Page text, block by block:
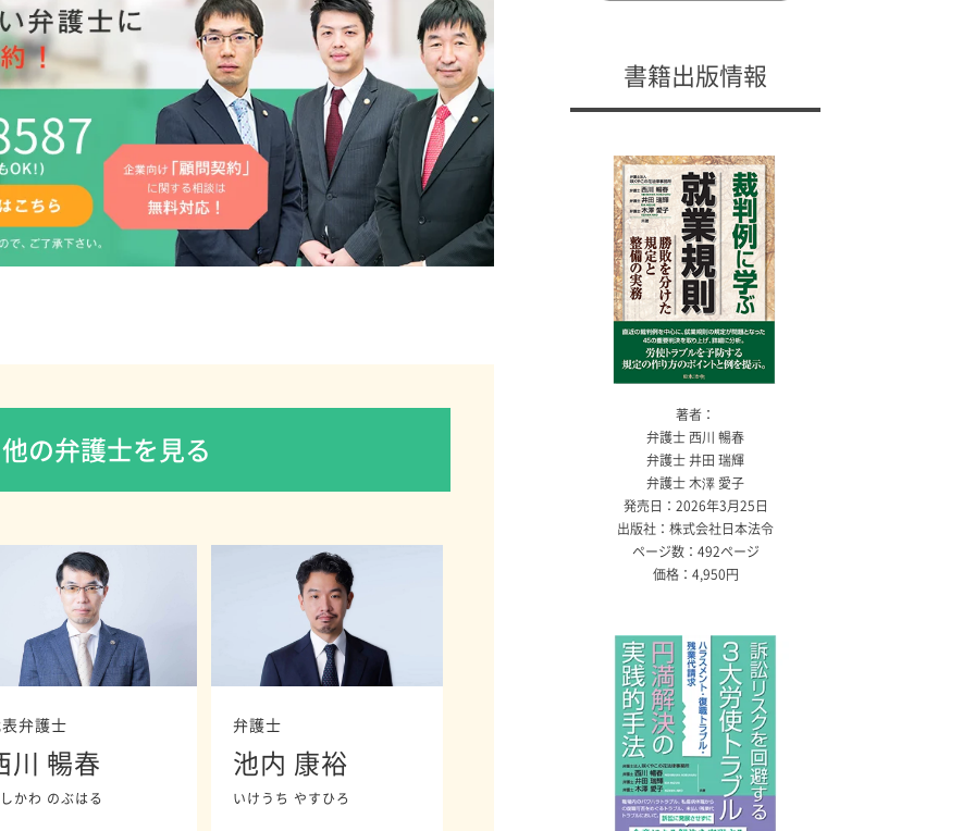
の弁護士を見る
弁護士
川 暢春
かわ のぶはる
弁護士
池内 康裕
いけうち やすひろ
書籍出版情報
著者：
弁護士 西川 暢春
弁護士 井田 瑞輝
弁護士 木澤 愛子
発売日：2026年3月25日
出版社：株式会社日本法令
ページ数：492ページ
価格：4,950円